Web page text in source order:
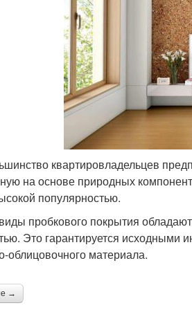
квартировладельцев
на основе природных
популярностью.
пробкового покрытия
Это гарантируется исходными
облицовочного материала.
→